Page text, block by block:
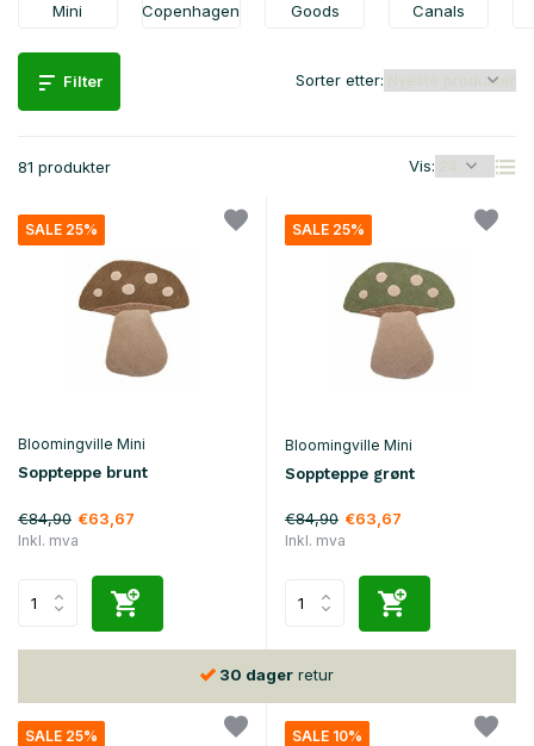
Mini
Copenhagen
Goods
Canals
Filter
81 produkter Vis:
Sorter etter:
SALE 25%
Bloomingville Mini
Soppteppe brunt
€84,90 €63,67
Inkl. mva
SALE 25%
Bloomingville Mini
Soppteppe grønt
€84,90 €63,67
Inkl. mva
30 dagerretur
SALE 25% SALE 10%